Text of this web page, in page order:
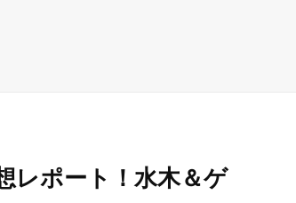
レポート！水木＆ゲ